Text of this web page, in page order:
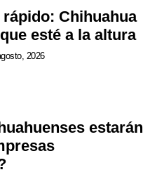
Chihuahua
esté a la altura
2026
estarán